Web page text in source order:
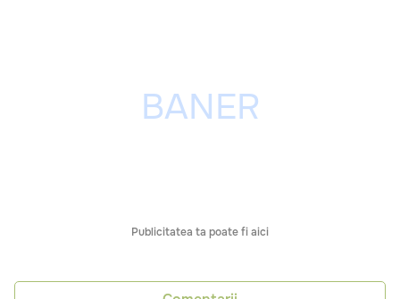
Publicitatea ta poate fi aici